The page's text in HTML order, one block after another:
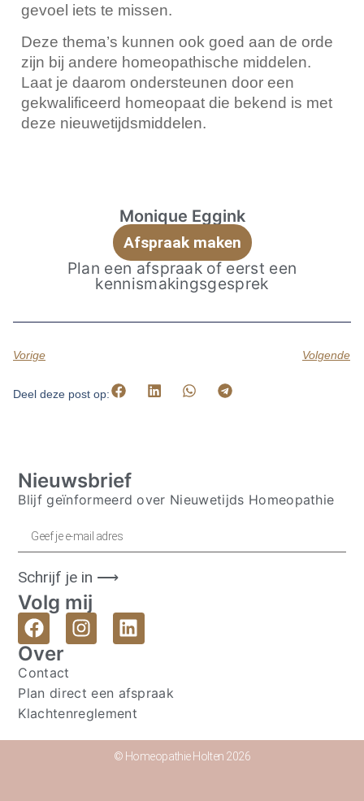
gevoel iets te missen.
Deze thema’s kunnen ook goed aan de orde
zijn bij andere homeopathische middelen.
Laat je daarom ondersteunen door een
gekwalificeerd homeopaat die bekend is met
deze nieuwetijdsmiddelen.
Monique Eggink
Afspraak maken
Plan een afspraak of eerst een
kennismakingsgesprek
Vorige Volgende
Deel deze post op:
Nieuwsbrief
Blijf geïnformeerd over Nieuwetijds Homeopathie
Schrijf je in ⟶
Volg mij
Over
Contact
Plan direct een afspraak
Klachtenreglement
© Homeopathie Holten 2026